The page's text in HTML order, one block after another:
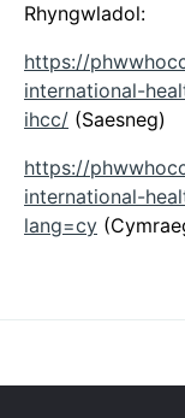
Rhyngwladol:
https://
international-
ihcc/ (Saesneg)
https://
international-
lang=cy